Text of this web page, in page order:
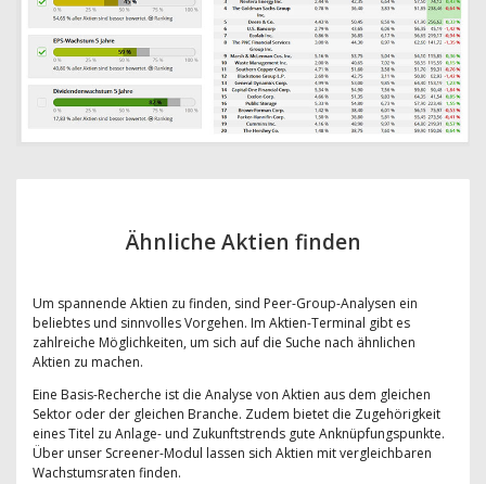
Ähnliche Aktien finden
Um spannende Aktien zu finden, sind Peer-Group-Analysen ein
beliebtes und sinnvolles Vorgehen. Im Aktien-Terminal gibt es
zahlreiche Möglichkeiten, um sich auf die Suche nach ähnlichen
Aktien zu machen.
Eine Basis-Recherche ist die Analyse von Aktien aus dem gleichen
Sektor oder der gleichen Branche. Zudem bietet die Zugehörigkeit
eines Titel zu Anlage- und Zukunftstrends gute Anknüpfungspunkte.
Über unser Screener-Modul lassen sich Aktien mit vergleichbaren
Wachstumsraten finden.